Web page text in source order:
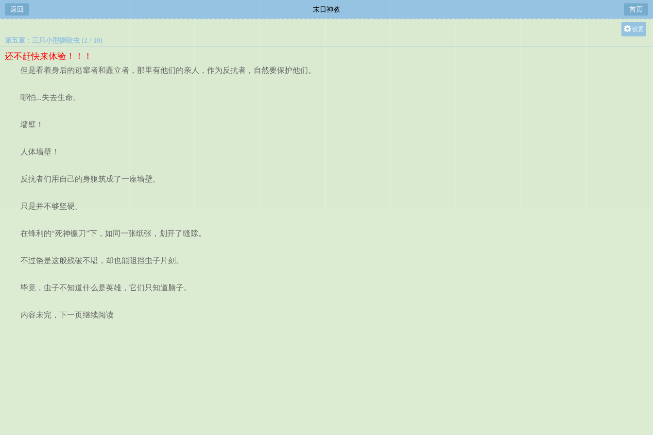
返回 末日神教 首页
设置
第五章：三只小型撕咬虫 (2 / 10)
还不赶快来体验！！！
但是看着身后的逃窜者和矗立者，那里有他们的亲人，作为反抗者，自然要保护他们。
哪怕...失去生命。
墙壁！
人体墙壁！
反抗者们用自己的身躯筑成了一座墙壁。
只是并不够坚硬。
在锋利的“死神镰刀”下，如同一张纸张，划开了缝隙。
不过饶是这般残破不堪，却也能阻挡虫子片刻。
毕竟，虫子不知道什么是英雄，它们只知道脑子。
内容未完，下一页继续阅读